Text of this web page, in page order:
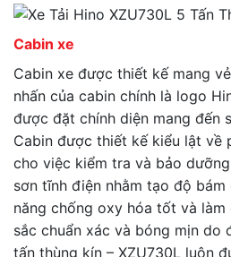
Cabin xe
Cabin xe được thiết kế mang
nhấn của cabin chính là logo
được đặt chính diện mang đến
Cabin được thiết kế kiểu lật về
cho việc kiểm tra và bảo
sơn tĩnh điện nhằm tạo độ
năng chống oxy hóa tốt và
sắc chuẩn xác và bóng mịn do
tấn thùng kín – XZU730L luôn